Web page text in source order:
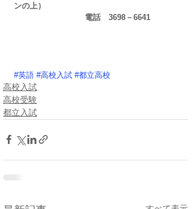
ンの上）
電話　3698－6641
#英語 #高校入試 #都立高校
高校入試
高校受験
都立入試